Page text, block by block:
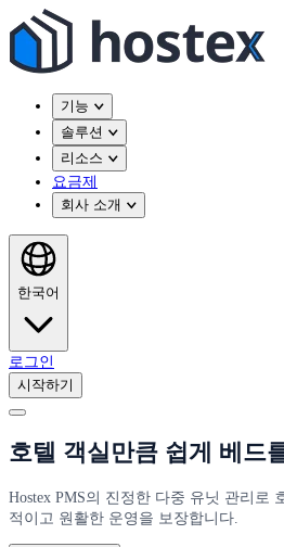
기능
솔루션
리소스
요금제
회사 소개
한국어
로그인
시작하기
호텔 객실만큼 쉽게 베드
Hostex PMS의 진정한 다중 유닛 관리로
적이고 원활한 운영을 보장합니다.